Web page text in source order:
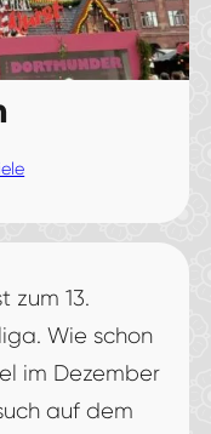
zum 13.
Wie schon
im Dezember
auf dem